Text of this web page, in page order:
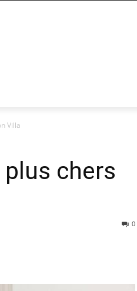
Villa
chers
0